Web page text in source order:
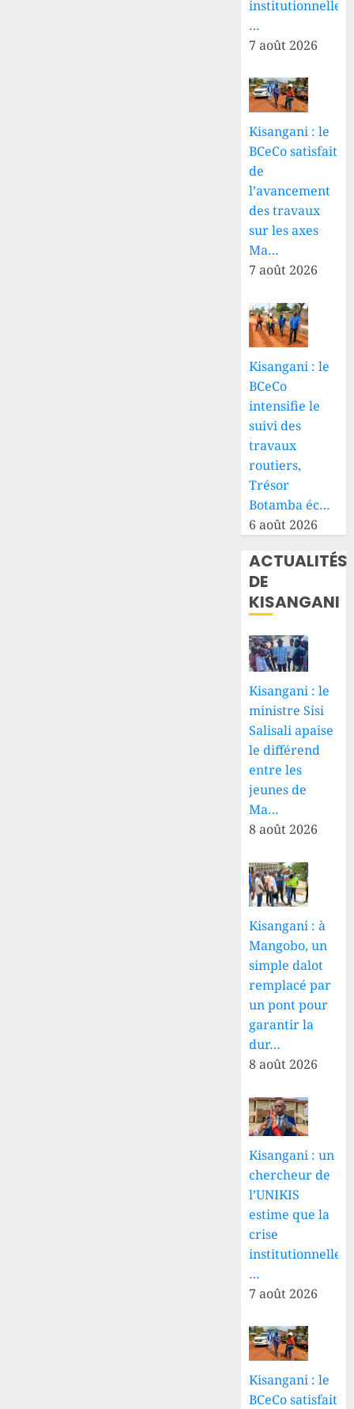
institutionnelle
…
7 août 2026
Kisangani : le
BCeCo satisfait
de
l’avancement
des travaux
sur les axes
Ma…
7 août 2026
Kisangani : le
BCeCo
intensifie le
suivi des
travaux
routiers,
Trésor
Botamba éc…
6 août 2026
ACTUALITÉS
DE
KISANGANI
Kisangani : le
ministre Sisi
Salisali apaise
le différend
entre les
jeunes de
Ma…
8 août 2026
Kisangani : à
Mangobo, un
simple dalot
remplacé par
un pont pour
garantir la
dur…
8 août 2026
Kisangani : un
chercheur de
l’UNIKIS
estime que la
crise
institutionnelle
…
7 août 2026
Kisangani : le
BCeCo satisfait